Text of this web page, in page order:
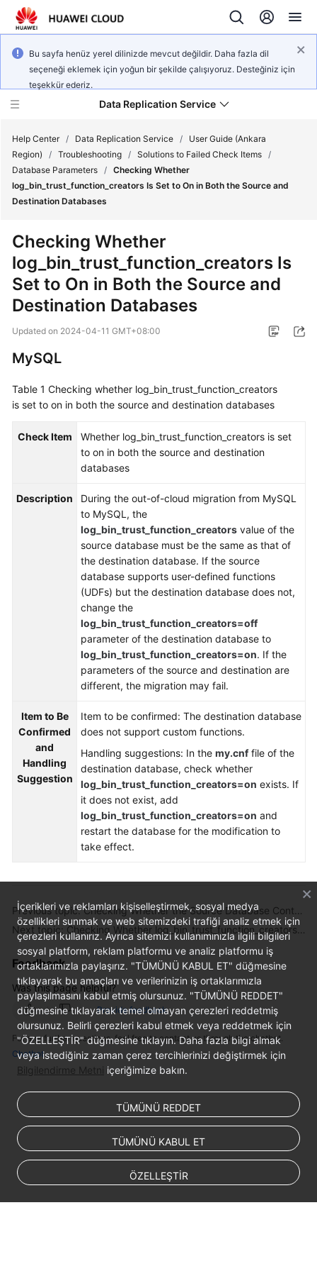
Bu sayfa henüz yerel dilinizde mevcut değildir. Daha fazla dil
seçeneği eklemek için yoğun bir şekilde çalışıyoruz. Desteğiniz için
teşekkür ederiz.
Data Replication Service
What's
New
Overview
Billing
Getting
Started
User
Best
Troubleshooting
More
Documents
General
Service
Level
Agreement
White
Papers
Endpoints
Permissions
Help Center / Data Replication Service /
User Guide (Ankara
Region)
/ Troubleshooting / Solutions to Failed Check Items /
Database Parameters / Checking Whether
log_bin_trust_function_creators Is Set to On in Both the Source and
Destination Databases
Checking Whether
log_bin_trust_function_creators Is
Set to On in Both the Source and
Destination Databases
Updated on 2024-04-11 GMT+08:00
MySQL
Table 1 Checking whether log_bin_trust_function_creators
is set to on in both the source and destination databases
Check Item
Whether log_bin_trust_function_creators is set
to on in both the source and destination
databases
Description
During the out-of-cloud migration from MySQL
to MySQL, the
log_bin_trust_function_creators value of the
source database must be the same as that of
the destination database. If the source
database supports user-defined functions
(UDFs) but the destination database does not,
change the
log_bin_trust_function_creators=off
parameter of the destination database to
log_bin_trust_function_creators=on. If the
parameters of the source and destination are
different, the migration may fail.
Item to Be
Confirmed
and
Handling
Suggestion
Item to be confirmed: The destination database
does not support custom functions.
Handling suggestions: In the my.cnffile of the
destination database, check whether
log_bin_trust_function_creators=on exists. If
it does not exist, add
log_bin_trust_function_creators=on and
restart the database for the modification to
take effect.
Feedback
Was this page helpful?
Provide feedback
For any further questions, feel free to contact us through the chatbot.
Chatbot
İçerikleri ve reklamları kişiselleştirmek, sosyal medya
özellikleri sunmak ve web sitemizdeki trafiği analiz etmek için
çerezleri kullanırız. Ayrıca sitemizi kullanımınızla ilgili bilgileri
sosyal platform, reklam platformu ve analiz platformu iş
ortaklarımızla paylaşırız. "TÜMÜNÜ KABUL ET" düğmesine
tıklayarak bu amaçları ve verilerinizin iş ortaklarımızla
paylaşılmasını kabul etmiş olursunuz. "TÜMÜNÜ REDDET"
düğmesine tıklayarak temel olmayan çerezleri reddetmiş
olursunuz. Belirli çerezleri kabul etmek veya reddetmek için
"ÖZELLEŞTİR" düğmesine tıklayın. Daha fazla bilgi almak
veya istediğiniz zaman çerez tercihlerinizi değiştirmek için
Bilgilendirme Metni içeriğimize bakın.
TÜMÜNÜ REDDET
TÜMÜNÜ KABUL ET
ÖZELLEŞTİR